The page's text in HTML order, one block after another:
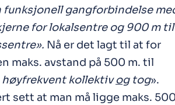
gangforbindelse
for lokalsentre og 900 m til
Nå er det lagt til at for
maks. avstand på 500 m. til
høyfrekvent kollektivogtog».
sett at man må ligge maks.